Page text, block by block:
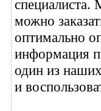
специалиста.
можно
оптимально
информация
один из
и